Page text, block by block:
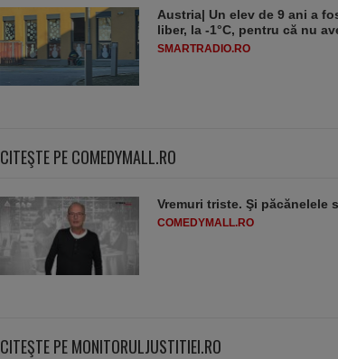
Austria| Un elev de 9 ani a
liber, la -1°C, pentru că nu
SMARTRADIO.RO
CITEŞTE PE COMEDYMALL.RO
Vremuri triste. Şi păcănelele
COMEDYMALL.RO
CITEŞTE PE MONITORULJUSTITIEI.RO